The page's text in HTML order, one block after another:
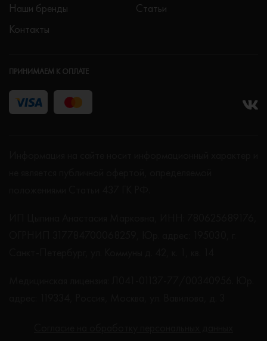
Наши бренды
Контакты
Статьи
ПРИНИМАЕМ К ОПЛАТЕ